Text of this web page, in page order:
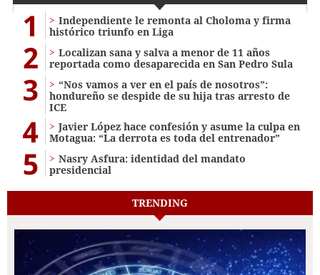
1
Independiente le remonta al Choloma y firma
histórico triunfo en Liga
2
Localizan sana y salva a menor de 11 años
reportada como desaparecida en San Pedro Sula
3
“Nos vamos a ver en el país de nosotros”:
hondureño se despide de su hija tras arresto de
ICE
4
Javier López hace confesión y asume la culpa en
Motagua: “La derrota es toda del entrenador”
5
Nasry Asfura: identidad del mandato
presidencial
TRENDING